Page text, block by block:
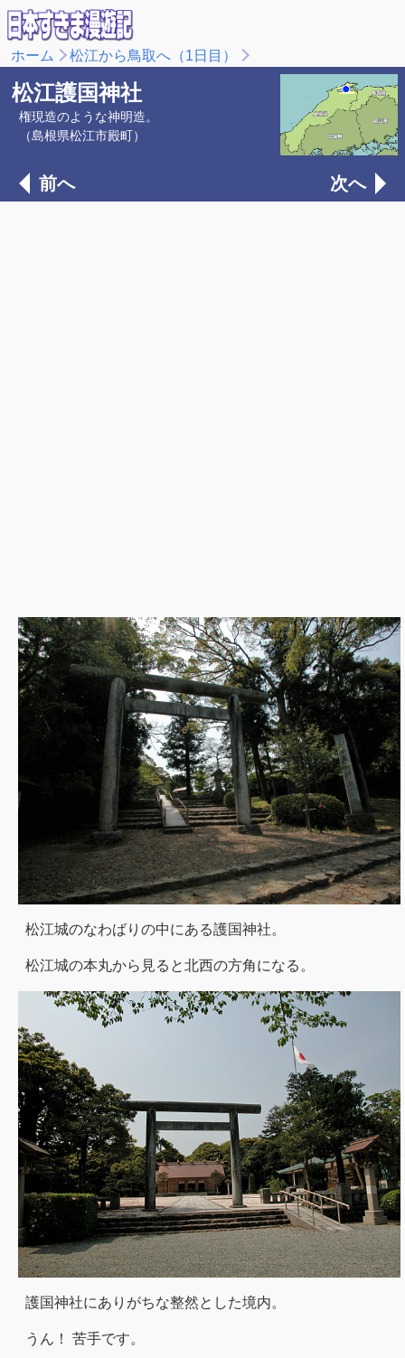
ホーム 松江から鳥取へ（1日目）
松江護国神社
権現造のような神明造。
（島根県松江市殿町）
前へ 次へ
松江城のなわばりの中にある護国神社。
松江城の本丸から見ると北西の方角になる。
護国神社にありがちな整然とした境内。
うん！ 苦手です。